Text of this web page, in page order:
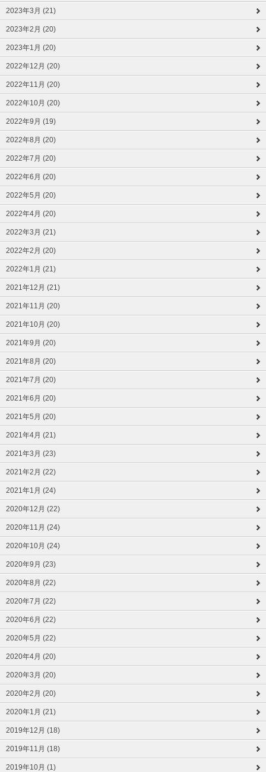
2023年3月 (21)
2023年2月 (20)
2023年1月 (20)
2022年12月 (20)
2022年11月 (20)
2022年10月 (20)
2022年9月 (19)
2022年8月 (20)
2022年7月 (20)
2022年6月 (20)
2022年5月 (20)
2022年4月 (20)
2022年3月 (21)
2022年2月 (20)
2022年1月 (21)
2021年12月 (21)
2021年11月 (20)
2021年10月 (20)
2021年9月 (20)
2021年8月 (20)
2021年7月 (20)
2021年6月 (20)
2021年5月 (20)
2021年4月 (21)
2021年3月 (23)
2021年2月 (22)
2021年1月 (24)
2020年12月 (22)
2020年11月 (24)
2020年10月 (24)
2020年9月 (23)
2020年8月 (22)
2020年7月 (22)
2020年6月 (22)
2020年5月 (22)
2020年4月 (20)
2020年3月 (20)
2020年2月 (20)
2020年1月 (21)
2019年12月 (18)
2019年11月 (18)
2019年10月 (1)